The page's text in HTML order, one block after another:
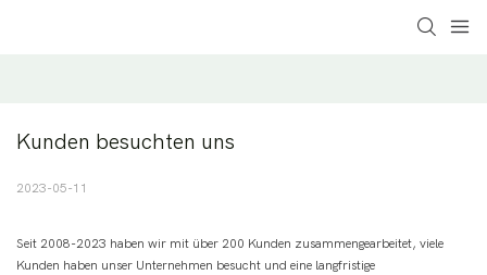
Kunden besuchten uns
2023-05-11
Seit 2008-2023 haben wir mit über 200 Kunden zusammengearbeitet, viele
Kunden haben unser Unternehmen besucht und eine langfristige